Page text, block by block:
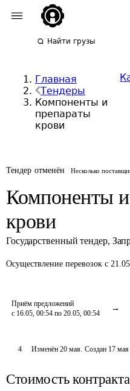
Найти грузы
Главная
Тендеры
Компоненты и
препараты
крови
Тендер отменён Несколько
Компоненты
крови
Государственный тендер,
Осуществление перевозок с
Приём предложений
с 16.05, 00:54 по 20.05, 00:54
4 Изменён 20 мая. Создан 17 мая
Стоимость контракта